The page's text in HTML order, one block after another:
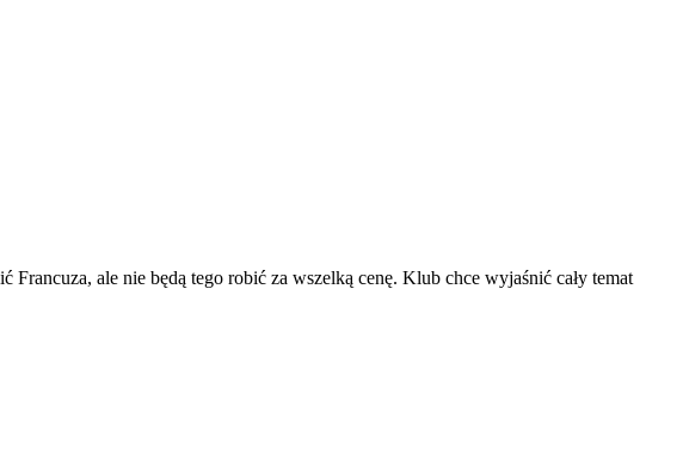
ale nie będą tego robić za wszelką cenę. Klub chce wyjaśnić cały temat